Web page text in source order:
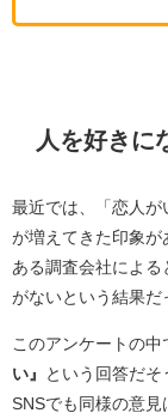
人を好きに
最近では、「恋人が
が増えてきた印象が
ある調査会社による
がないという結果だ
このアンケートの中
い』
という回答だそ
SNSでも同様の意見